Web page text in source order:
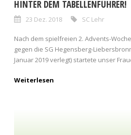
HINTER DEM TABELLENFÜHRER!
23 Dez. 2018 SC Lehr
Nach dem spielfreien 2. Advents-
gegen die SG Hegensberg-
Januar 2019 verlegt) startete unser
Weiterlesen